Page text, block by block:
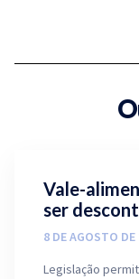
Vale-
ser
8 DE AGOSTO
Legislação